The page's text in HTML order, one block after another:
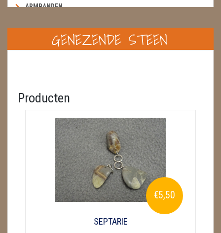
ARMBANDEN
BOEKEN & KAARTEN E.A.R.T.H.
BOLLEN
CADEAUBONNEN
FENG SHUI
GEODE 'S / STANDAARDS
GENEZENDE STEEN
Producten
€5,50
SEPTARIE